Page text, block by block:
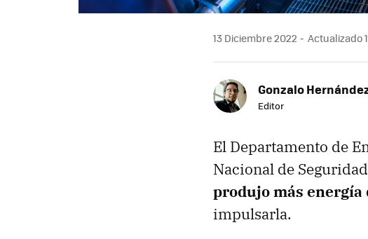
13 Diciembre 2022 Actualizado
Gonzalo
Editor
El Departamento de
Nacional de
produjo más
impulsarla.